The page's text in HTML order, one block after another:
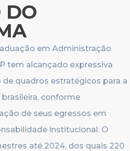
DO
em Administração
tem alcançado expressiva
quadros estratégicos para a
conforme
de seus egressos em
institucional. O
até 2024, dos quais 220